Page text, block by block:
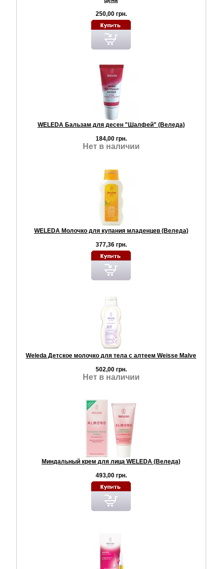
250,00 грн.
WELEDA Бальзам для десен "Шалфей" (Веледа)
184,00 грн.
Нет в наличии
WELEDA Молочко для купания младенцев (Веледа)
377,36 грн.
Weleda Детское молочко для тела с алтеем Weisse Malve
502,00 грн.
Нет в наличии
Миндальный крем для лица WELEDA (Веледа)
493,00 грн.